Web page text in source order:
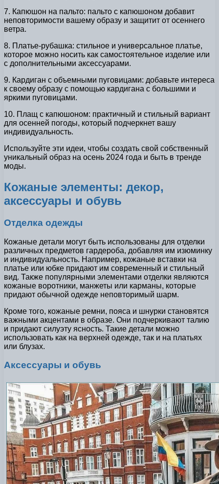
7. Капюшон на пальто: пальто с капюшоном добавит
неповторимости вашему образу и защитит от осеннего
ветра.
8. Платье-рубашка: стильное и универсальное платье,
которое можно носить как самостоятельное изделие или
с дополнительными аксессуарами.
9. Кардиган с объемными пуговицами: добавьте интереса
к своему образу с помощью кардигана с большими и
яркими пуговицами.
10. Плащ с капюшоном: практичный и стильный вариант
для осенней погоды, который подчеркнет вашу
индивидуальность.
Используйте эти идеи, чтобы создать свой собственный
уникальный образ на осень 2024 года и быть в тренде
моды.
Кожаные элементы: декор,
аксессуары и обувь
Отделка одежды
Кожаные детали могут быть использованы для отделки
различных предметов гардероба, добавляя им изюминку
и индивидуальность. Например, кожаные вставки на
платье или юбке придают им современный и стильный
вид. Также популярными элементами отделки являются
кожаные воротники, манжеты или карманы, которые
придают обычной одежде неповторимый шарм.
Кроме того, кожаные ремни, пояса и шнурки становятся
важными акцентами в образе. Они подчеркивают талию
и придают силуэту ясность. Такие детали можно
использовать как на верхней одежде, так и на платьях
или блузах.
Аксессуары и обувь